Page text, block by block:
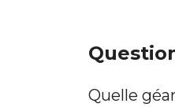
Quelle